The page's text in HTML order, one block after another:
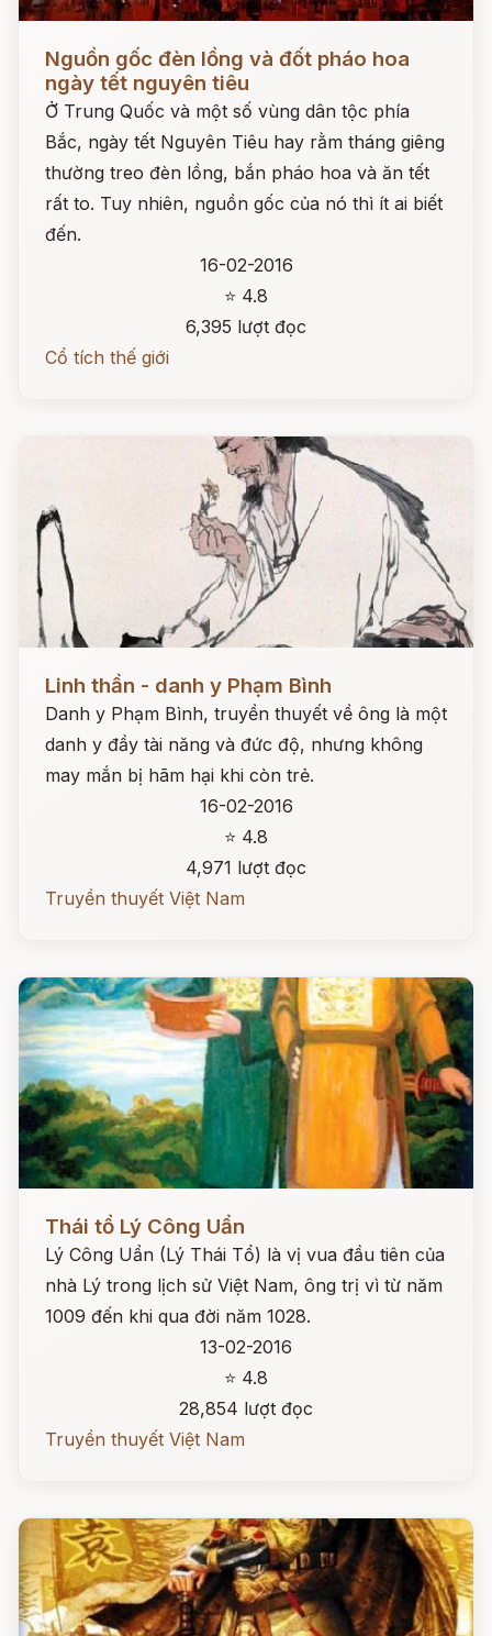
Đọc ngay
Nguồn gốc đèn lồng và đốt pháo hoa
ngày tết nguyên tiêu
Ở Trung Quốc và một số vùng dân tộc phía
Bắc, ngày tết Nguyên Tiêu hay rằm tháng giêng
thường treo đèn lồng, bắn pháo hoa và ăn tết
rất to. Tuy nhiên, nguồn gốc của nó thì ít ai biết
đến.
16-02-2016
⭐ 4.8
6,395 lượt đọc
Cổ tích thế giới
Linh thần - danh y Phạm Bình
Danh y Phạm Bình, truyền thuyết về ông là một
danh y đầy tài năng và đức độ, nhưng không
may mắn bị hãm hại khi còn trẻ.
16-02-2016
⭐ 4.8
4,971 lượt đọc
Truyền thuyết Việt Nam
Thái tổ Lý Công Uẩn
Lý Công Uẩn (Lý Thái Tổ) là vị vua đầu tiên của
nhà Lý trong lịch sử Việt Nam, ông trị vì từ năm
1009 đến khi qua đời năm 1028.
13-02-2016
⭐ 4.8
28,854 lượt đọc
Truyền thuyết Việt Nam